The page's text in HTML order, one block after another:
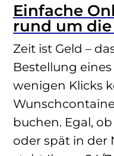
Einfache
rund um
Zeit ist Geld –
Bestellung
wenigen Klicks
buchen. Egal,
oder spät in der